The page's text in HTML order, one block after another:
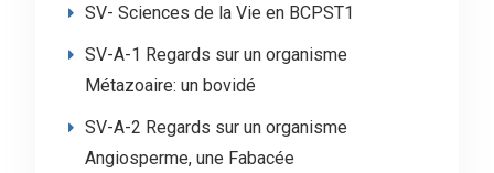
SV- Sciences de la Vie en BCPST1
SV-A-1 Regards sur un organisme
Métazoaire: un bovidé
SV-A-2 Regards sur un organisme
Angiosperme, une Fabacée